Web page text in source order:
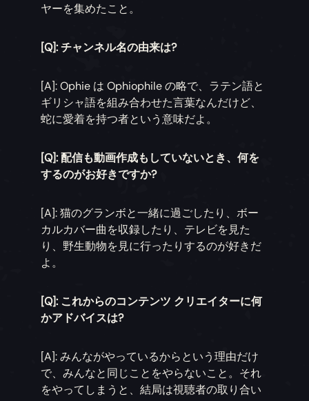
ヤーを集めたこと。
[Q]: チャンネル名の由来は?
[A]: Ophie は Ophiophile の略で、ラテン語と
ギリシャ語を組み合わせた言葉なんだけど、
蛇に愛着を持つ者という意味だよ。
[Q]: 配信も動画作成もしていないとき、何を
するのがお好きですか?
[A]: 猫のグランボと一緒に過ごしたり、ボー
カルカバー曲を収録したり、テレビを見た
り、野生動物を見に行ったりするのが好きだ
よ。
[Q]: これからのコンテンツ クリエイターに何
かアドバイスは?
[A]: みんながやっているからという理由だけ
で、みんなと同じことをやらないこと。それ
をやってしまうと、結局は視聴者の取り合い